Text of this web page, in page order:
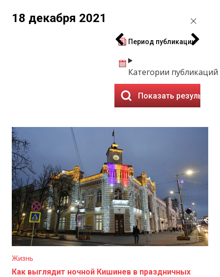
18 декабря 2021
Период публикации
Категории публикаций
Показать результаты
Жизнь
Как выглядит ночной Кишинев в праздничных